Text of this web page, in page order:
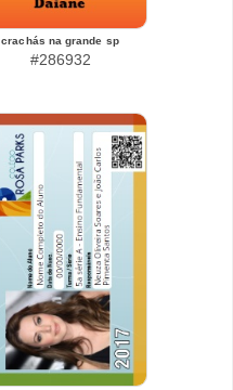
crachás na grande sp
#286932